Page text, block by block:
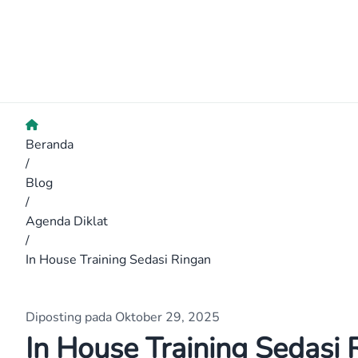
Beranda
/
Blog
/
Agenda Diklat
/
In House Training Sedasi Ringan
Diposting pada Oktober 29, 2025
In House Training Sedasi